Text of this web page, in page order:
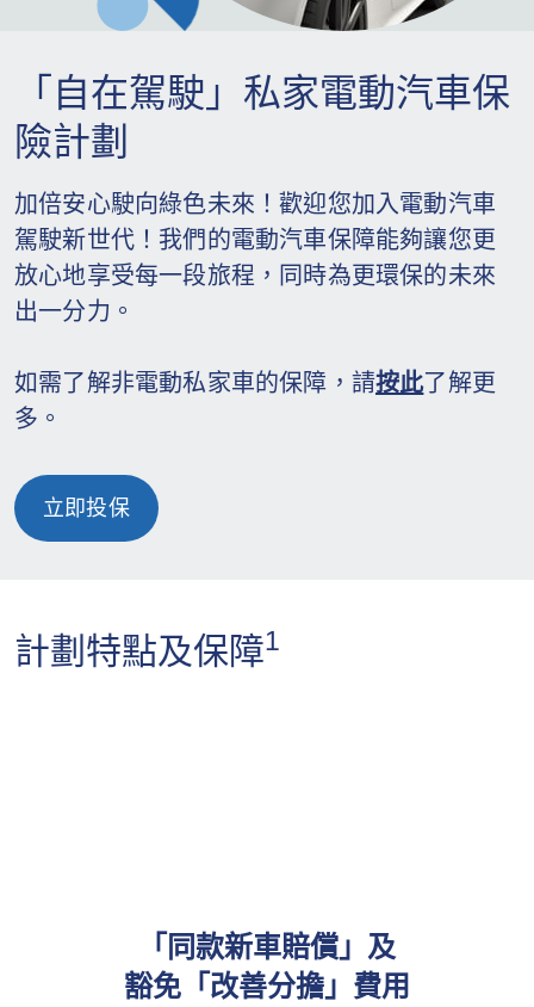
「自在駕駛」私家電動汽車保
險計劃
加倍安心駛向綠色未來！歡迎您加入電動汽車
駕駛新世代！我們的電動汽車保障能夠讓您更
放心地享受每一段旅程，同時為更環保的未來
出一分力。
如需了解非電動私家車的保障，請按此了解更
多。
立即投保
計劃特點及保障1
「同款新車賠償」及
豁免「改善分擔」費用